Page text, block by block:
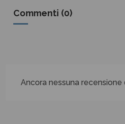
Commenti (0)
Ancora nessuna